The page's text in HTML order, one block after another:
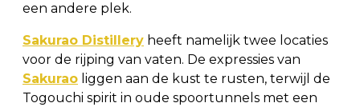
een andere plek.
Sakurao Distillery heeft namelijk twee locaties
voor de rijping van vaten. De expressies van
Sakurao liggen aan de kust te rusten, terwijl de
Togouchi spirit in oude spoortunnels met een